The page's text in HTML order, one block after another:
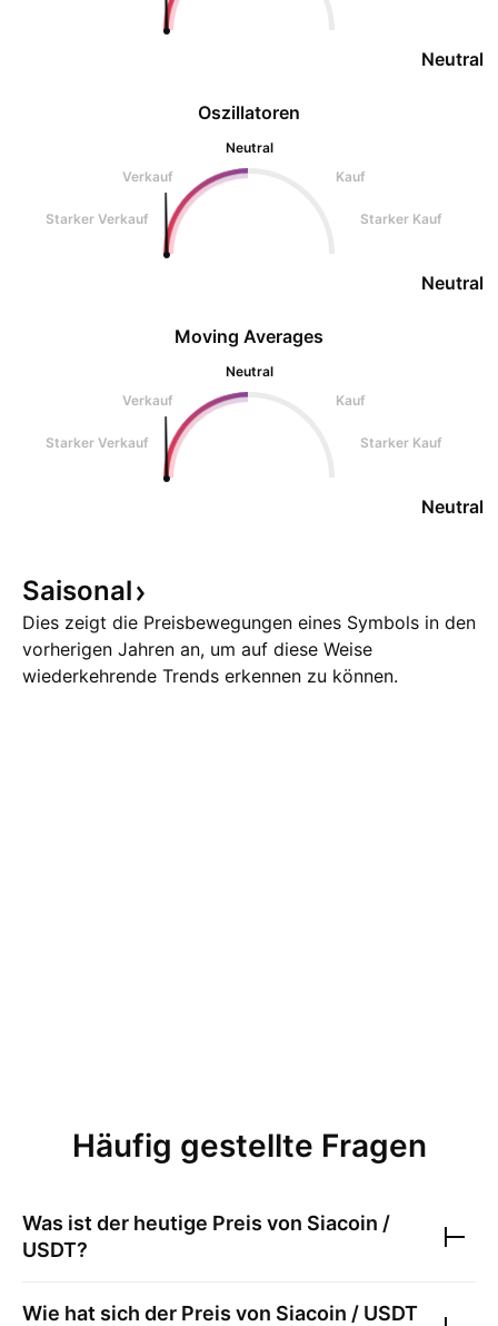
Oszillatoren
Neutral
Verkauf
Kauf
Starker Verkauf Starker Kauf
Neutral
Neutral
Moving Averages
Neutral
Verkauf
Kauf
Starker Verkauf Starker Kauf
Neutral
Saisonal
Dies zeigt die Preisbewegungen eines Symbols in den
vorherigen Jahren an, um auf diese Weise
wiederkehrende Trends erkennen zu können.
Häufig gestellte Fragen
Was ist der heutige Preis von Siacoin /
USDT?
Wie hat sich der Preis von Siacoin / USDT